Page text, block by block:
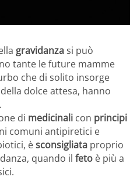
gravidanzasi può
tante le future mamme
che di solito insorge
dolce attesa, hanno
.
di medicinali con principi
comuni antipiretici e
èsconsigliata proprio
quando il feto è più a